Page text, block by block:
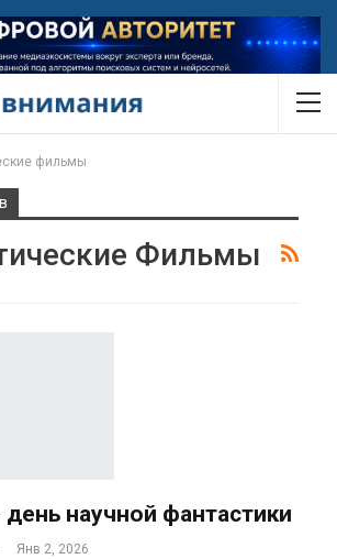
фильмы
Фильмы
научной фантастики
Янв 2, 2026